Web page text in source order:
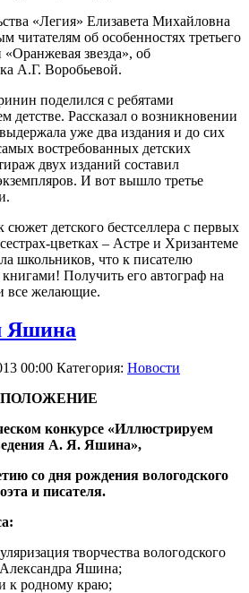
«Легия» Елизавета Михайловна
читателям об особенностях третьего
«Оранжевая звезда», об
А.Г. Воробьевой.
поделился с ребятами
детстве. Рассказал о возникновении
уже два издания и до сих
востребованных детских
двух изданий составил
И вот вышло третье
детского бестселлера с первых
цветках – Астре и Хризантеме
школьников, что к писателю
книгами! Получить его автограф на
все желающие.
Яшина
00:00 Категория: Новости
ПОЛОЖЕНИЕ
конкурсе «Иллюстрируем
А. Я. Яшина»,
со дня рождения вологодского
и писателя.
творчества вологодского
Яшина;
к родному краю;